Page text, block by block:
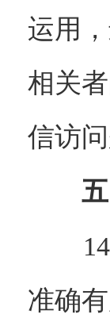
运用
相关
信访
五、
14.
准确